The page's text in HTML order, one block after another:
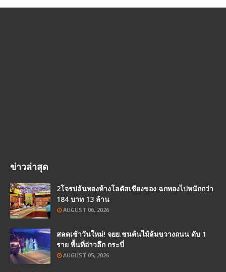
ข่าวล่าสุด
2โจรปล้นทองห้างโลตัสเชียงของ ฉกทองไปหนักกว่า
184 บาท 13 ล้าน
AUGUST 06, 2026
สลดเช้าวันใหม่! จยย.ชนต้นไม้ล้มขวางถนน ดับ 1
ราย พื้นที่อ่าวลึก กระบี่
AUGUST 05, 2026